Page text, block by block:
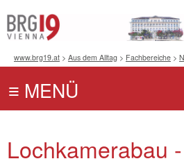
www.brg19.at > Aus dem Alltag > Fachbereiche >
Lochkamerabau